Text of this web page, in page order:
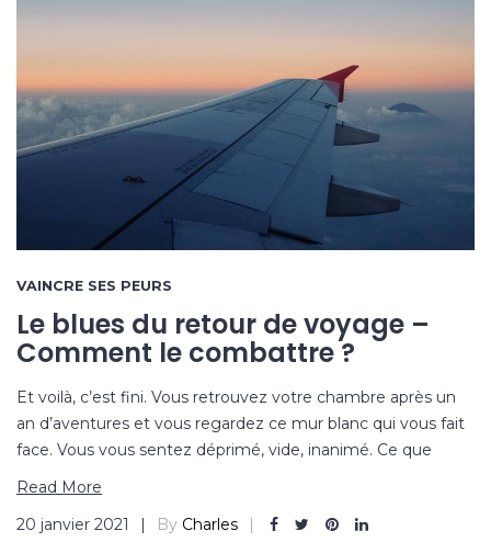
VAINCRE SES PEURS
Le blues du retour de voyage –
Comment le combattre ?
Et voilà, c’est fini. Vous retrouvez votre chambre après un
an d’aventures et vous regardez ce mur blanc qui vous fait
face. Vous vous sentez déprimé, vide, inanimé. Ce que
Read More
20 janvier 2021
By Charles